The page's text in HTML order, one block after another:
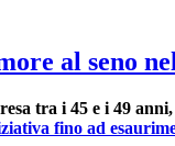
al seno
tra i 45 e i 49 anni,
fino ad